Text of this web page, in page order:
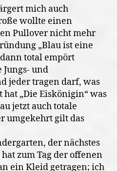
mich auch
wollte einen
Pullover nicht mehr
„Blau ist eine
total empört
und
jeder tragen darf, was
„Die Eiskönigin“ was
jetzt auch totale
umgekehrt gilt das
der nächstes
zum Tag der offenen
ein Kleid getragen; ich